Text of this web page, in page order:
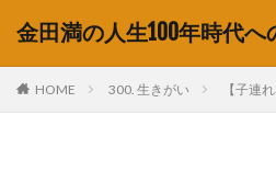
金田満の人生100年時代へ
HOME 300. 生きがい 【子連